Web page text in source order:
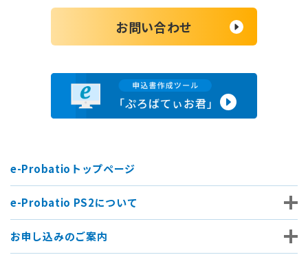
お問い合わせ
e-Probatioトップページ
e-Probatio PS2について
お申し込みのご案内